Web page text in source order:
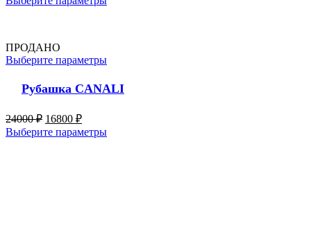
ПРОДАНО
Выберите параметры
Рубашка CANALI
24000₽ 16800 ₽
Выберите параметры